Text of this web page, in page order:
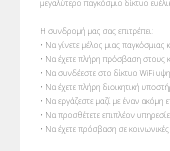
μεγαλύτερο παγκόσμιο δίκτυο
Η συνδρομή μας σας επιτρέπει:
• Να γίνετε μέλος μιας παγκόσμιας
• Να έχετε πλήρη πρόσβαση στους
• Να συνδέεστε στο δίκτυο WiFi
• Να έχετε πλήρη διοικητική
• Να εργάζεστε μαζί με έναν ακόμη
• Να προσθέτετε επιπλέον
• Να έχετε πρόσβαση σε